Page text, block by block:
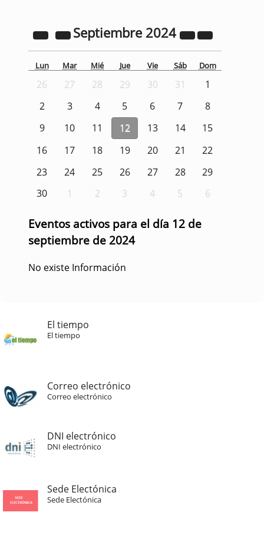
Septiembre 2024
Lun Mar Mié Jue Vie Sáb Dom
26 27 28 29 30 31
1
2
3 4 5 6 7
8
9
10 11 12 13 14
15
16
17 18 19 20 21
22
23
24 25 26 27 28
29
30
1 2 3 4 5 6
Eventos activos para el día 12 de
septiembre de 2024
No existe Información
El tiempo
El tiempo
Correo electrónico
Correo electrónico
DNI electrónico
DNI electrónico
Sede Electónica
Sede Electónica